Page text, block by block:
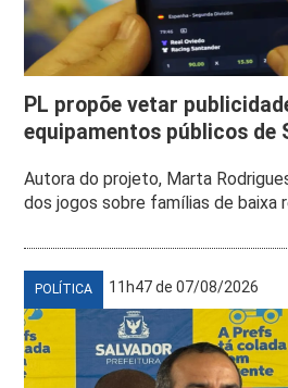
PL propõe vetar
equipamentos públicos de
Autora do projeto, Marta
dos jogos sobre famílias de baixa
POLÍTICA 11h47 de 07/08/2026